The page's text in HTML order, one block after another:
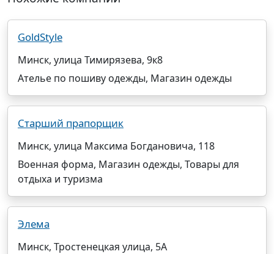
GoldStyle
Минск, улица Тимирязева, 9к8
Ателье по пошиву одежды, Магазин одежды
Старший прапорщик
Минск, улица Максима Богдановича, 118
Военная форма, Магазин одежды, Товары для
отдыха и туризма
Элема
Минск, Тростенецкая улица, 5А